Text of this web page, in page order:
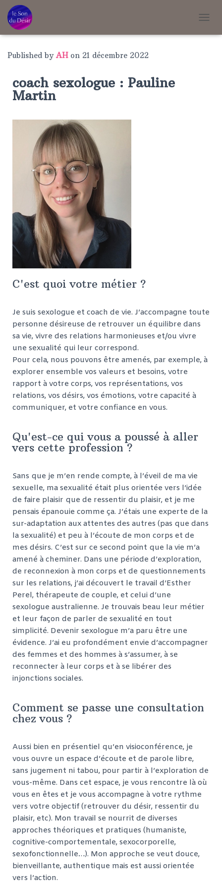
O
Published by AHon 21 décembre 2022
coach sexologue : Pauline
Martin
C'est quoi votre métier ?
Je suis sexologue et coach de vie. J’accompagne toute
personne désireuse de retrouver un équilibre dans
sa vie, vivre des relations harmonieuses et/ou vivre
une sexualité qui leur correspond.
Pour cela, nous pouvons être amenés, par exemple, à
explorer ensemble vos valeurs et besoins, votre
rapport à votre corps, vos représentations, vos
relations, vos désirs, vos émotions, votre capacité à
communiquer, et votre confiance en vous.
Qu'est-ce qui vous a poussé à aller
vers cette profession ?
Sans que je m’en rende compte, à l’éveil de ma vie
sexuelle, ma sexualité était plus orientée vers l’idée
de faire plaisir que de ressentir du plaisir, et je me
pensais épanouie comme ça. J’étais une experte de la
sur-adaptation aux attentes des autres (pas que dans
la sexualité) et peu à l’écoute de mon corps et de
mes désirs. C’est sur ce second point que la vie m’a
amené à cheminer. Dans une période d’exploration,
de reconnexion à mon corps et de questionnements
sur les relations, j’ai découvert le travail d’Esther
Perel, thérapeute de couple, et celui d’une
sexologue australienne. Je trouvais beau leur métier
et leur façon de parler de sexualité en tout
simplicité. Devenir sexologue m’a paru être une
évidence. J’ai eu profondément envie d’accompagner
des femmes et des hommes à s’assumer, à se
reconnecter à leur corps et à se libérer des
injonctions sociales.
Comment se passe une consultation
chez vous ?
Aussi bien en présentiel qu’en visioconférence, je
vous ouvre un espace d’écoute et de parole libre,
sans jugement ni tabou, pour partir à l’exploration de
vous-même. Dans cet espace, je vous rencontre là où
vous en êtes et je vous accompagne à votre rythme
vers votre objectif (retrouver du désir, ressentir du
plaisir, etc). Mon travail se nourrit de diverses
approches théoriques et pratiques (humaniste,
cognitive-comportementale, sexocorporelle,
sexofonctionnelle…). Mon approche se veut douce,
bienveillante, authentique mais est aussi orientée
vers l’action.